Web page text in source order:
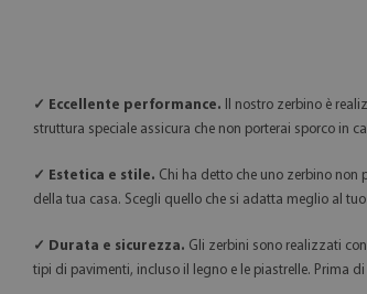
✓ Eccellente performance.
Il nostro zerbino è
struttura speciale assicura che non porterai sporco in
✓ Estetica e stile. Chi ha detto che uno zerbino
della tua casa. Scegli quello che si adatta meglio al tuo
✓ Durata e sicurezza. Gli zerbini sono realizzati
tipi di pavimenti, incluso il legno e le piastrelle. Prima